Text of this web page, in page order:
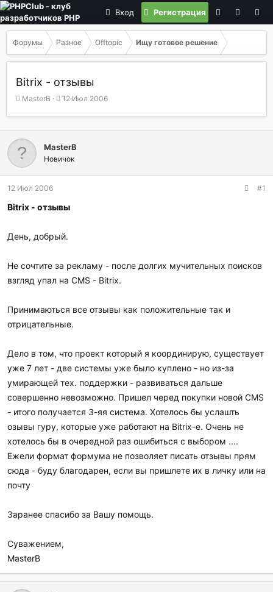
Вход Регистрация
Форумы Разное Offtopic Ищу готовое решение
Bitrix - отзывы
А
т
о
р
т
м
ы
MasterB
Д
т
а
а
ч
а
12 Июл 2006
MasterB
Новичок
12 Июл 2006 #1
Bitrix - отзывы
День, добрый.
Не сочтите за рекламу - после долгих мучительных поисков
взгляд упал на CMS - Bitrix.
Принимаються все отзывы как положительные так и
отрицательные.
Дело в том, что проект который я координирую, существует
уже 7 лет - две системы уже было куплено - но из-за
умирающей тех. поддержки - развиваться дальше
совершенно невозможно. Пришел черед покупки новой CMS
- итого получается 3-яя система. Хотелось бы услашть
озывы гуру, которые уже работают на Bitrix-е. Очень не
хотелось бы в очередной раз ошибиться с выбором ....
Ежели формат формума не позволяет писать отзывы прям
сюда - буду благодарен, если вы пришлете их в личку или на
почту
Заранее спасибо за Вашу помощь.
Суважением,
MasterB